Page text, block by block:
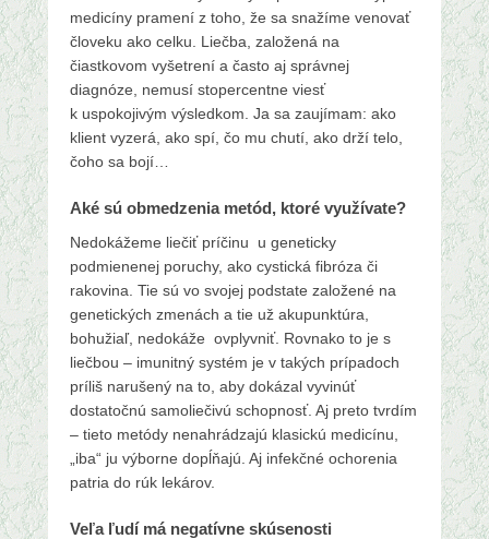
medicíny pramení z toho, že sa snažíme venovať
človeku ako celku. Liečba, založená na
čiastkovom vyšetrení a často aj správnej
diagnóze, nemusí stopercentne viesť
k uspokojivým výsledkom. Ja sa zaujímam: ako
klient vyzerá, ako spí, čo mu chutí, ako drží telo,
čoho sa bojí…
Aké sú obmedzenia metód, ktoré využívate?
Nedokážeme liečiť príčinu u geneticky
podmienenej poruchy, ako cystická fibróza či
rakovina. Tie sú vo svojej podstate založené na
genetických zmenách a tie už akupunktúra,
bohužiaľ, nedokáže ovplyvniť. Rovnako to je s
liečbou – imunitný systém je v takých prípadoch
príliš narušený na to, aby dokázal vyvinúť
dostatočnú samoliečivú schopnosť. Aj preto tvrdím
– tieto metódy nenahrádzajú klasickú medicínu,
„iba“ ju výborne dopĺňajú. Aj infekčné ochorenia
patria do rúk lekárov.
Veľa ľudí má negatívne skúsenosti